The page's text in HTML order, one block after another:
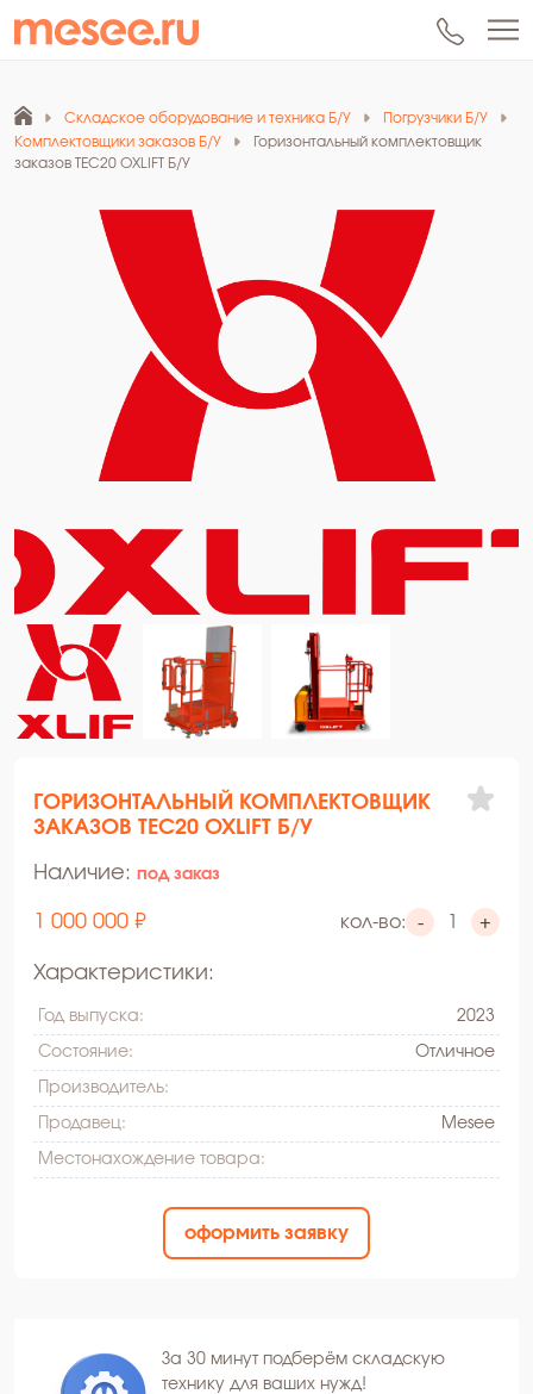
Складское оборудование и техника Б/У
Погрузчики Б/У
Комплектовщики заказов Б/У
Горизонтальный комплектовщик
заказов TEC20 OXLIFT Б/У
ГОРИЗОНТАЛЬНЫЙ КОМПЛЕКТОВЩИК
ЗАКАЗОВ TEC20 OXLIFT Б/У
Наличие: под заказ
1 000 000 ₽ кол-во: - +
Характеристики:
Год выпуска: 2023
Состояние: Oтличное
Производитель:
Продавец: Mesee
Местонахождение товара:
оформить заявку
За 30 минут подберём складскую
технику для ваших нужд!